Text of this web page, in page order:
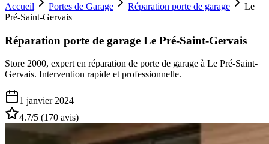
Accueil Portes de Garage Réparation porte de garage
Le
Pré-Saint-Gervais
Réparation porte de garage Le Pré-Saint-Gervais
Store 2000, expert en réparation de porte de garage à Le Pré-Saint-
Gervais. Intervention rapide et professionnelle.
1 janvier 2024
4.7/5 (170 avis)